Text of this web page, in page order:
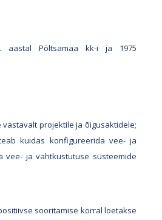
aastal Põltsamaa kk-i ja 1975
projektile ja õigusaktidele;
kuidas konfigureerida vee- ja
ja vahtkustutuse süsteemide
sooritamise korral loetakse